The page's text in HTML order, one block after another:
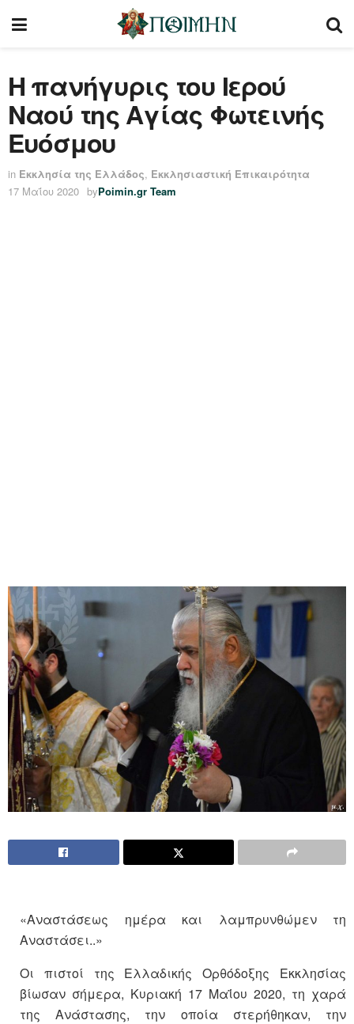
Η πανήγυρις του Ιερού
Ναού της Αγίας Φωτεινής
Ευόσμου
in Εκκλησία της Ελλάδος, Εκκλησιαστική Επικαιρότητα
17 Μαΐου 2020 byPoimin.gr Team
«Αναστάσεως ημέρα και λαμπρυνθώμεν τη
Αναστάσει..»
Οι πιστοί της Ελλαδικής Ορθόδοξης Εκκλησίας
βίωσαν σήμερα, Κυριακή 17 Μαΐου 2020, τη χαρά
της Ανάστασης, την οποία στερήθηκαν, την